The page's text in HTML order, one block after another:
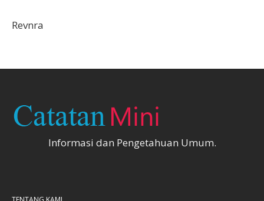
Revnra
Informasi dan Pengetahuan Umum.